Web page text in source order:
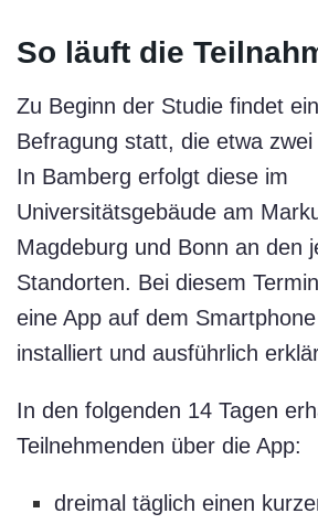
So läuft die
Zu Beginn der Studie findet
Befragung statt, die etwa
In Bamberg erfolgt diese im
Universitätsgebäude am
Magdeburg und Bonn an den
Standorten. Bei diesem
eine App auf dem
installiert und ausführlich
In den folgenden 14 Tagen
Teilnehmenden über die App:
dreimal täglich einen